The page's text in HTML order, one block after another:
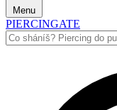
Menu
PIERCINGATE